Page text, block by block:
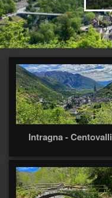
Intragna - Centovalli